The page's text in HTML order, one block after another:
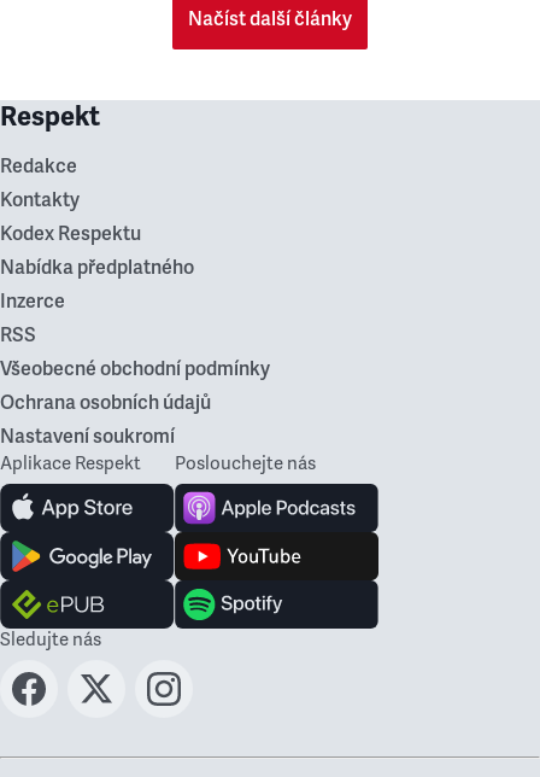
Načíst další články
Respekt
Redakce
Kontakty
Kodex Respektu
Nabídka předplatného
Inzerce
RSS
Všeobecné obchodní podmínky
Ochrana osobních údajů
Nastavení soukromí
Aplikace Respekt Poslouchejte nás
Sledujte nás